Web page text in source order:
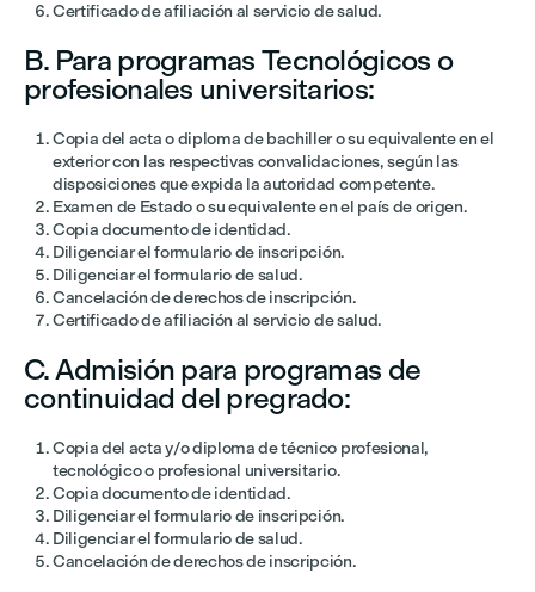
Certificado de afiliación al servicio de salud.
B. Para programas Tecnológicos o
profesionales universitarios:
Copia del acta o diploma de bachiller o su equivalente en el
exterior con las respectivas convalidaciones, según las
disposiciones que expida la autoridad competente.
Examen de Estado o su equivalente en el país de origen.
Copia documento de identidad.
Diligenciar el formulario de inscripción.
Diligenciar el formulario de salud.
Cancelación de derechos de inscripción.
Certificado de afiliación al servicio de salud.
C. Admisión para programas de
continuidad del pregrado:
Copia del acta y/o diploma de técnico profesional,
tecnológico o profesional universitario.
Copia documento de identidad.
Diligenciar el formulario de inscripción.
Diligenciar el formulario de salud.
Cancelación de derechos de inscripción.